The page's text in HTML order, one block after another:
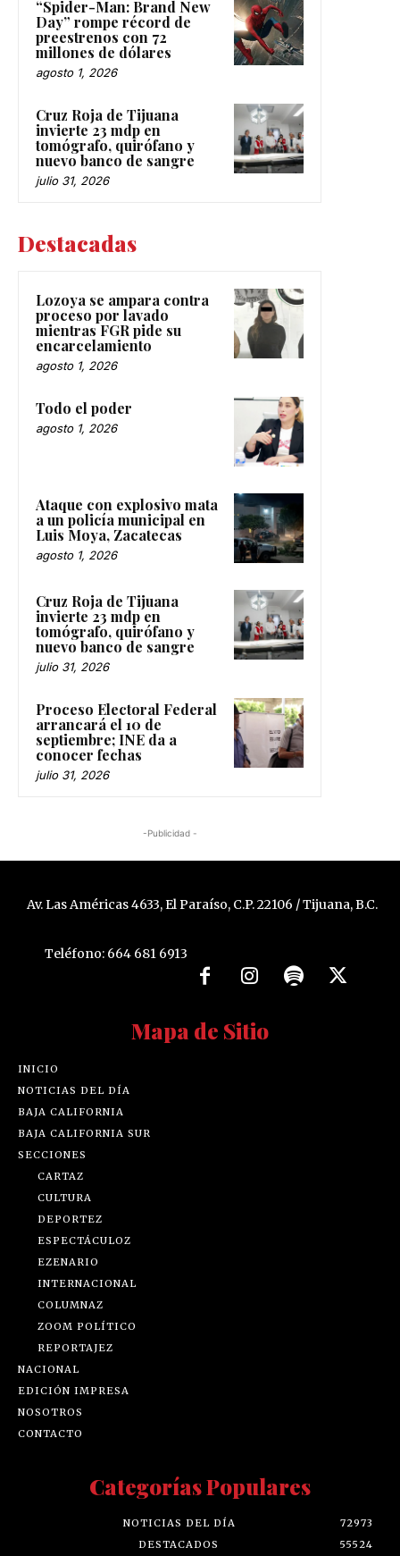
“Spider-Man: Brand New
Day” rompe récord de
preestrenos con 72
millones de dólares
agosto 1, 2026
Cruz Roja de Tijuana
invierte 23 mdp en
tomógrafo, quirófano y
nuevo banco de sangre
julio 31, 2026
Destacadas
Lozoya se ampara contra
proceso por lavado
mientras FGR pide su
encarcelamiento
agosto 1, 2026
Todo el poder
agosto 1, 2026
Ataque con explosivo mata
a un policía municipal en
Luis Moya, Zacatecas
agosto 1, 2026
Cruz Roja de Tijuana
invierte 23 mdp en
tomógrafo, quirófano y
nuevo banco de sangre
julio 31, 2026
Proceso Electoral Federal
arrancará el 10 de
septiembre; INE da a
conocer fechas
julio 31, 2026
-Publicidad -
Av. Las Américas 4633, El Paraíso, C.P. 22106 / Tijuana, B.C.
Teléfono: 664 681 6913
Mapa de Sitio
INICIO
NOTICIAS DEL DÍA
BAJA CALIFORNIA
BAJA CALIFORNIA SUR
SECCIONES
CARTAZ
CULTURA
DEPORTEZ
ESPECTÁCULOZ
EZENARIO
INTERNACIONAL
COLUMNAZ
ZOOM POLÍTICO
REPORTAJEZ
NACIONAL
EDICIÓN IMPRESA
NOSOTROS
CONTACTO
Categorías Populares
NOTICIAS DEL DÍA
72973
DESTACADOS
55524